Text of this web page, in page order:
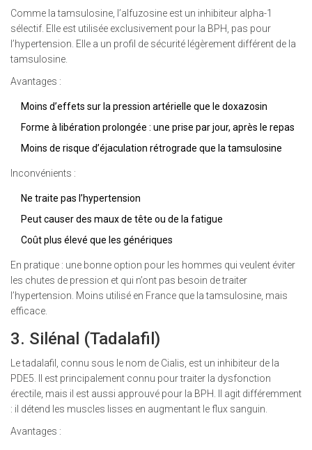
Comme la tamsulosine, l’alfuzosine est un inhibiteur alpha-1
sélectif. Elle est utilisée exclusivement pour la BPH, pas pour
l’hypertension. Elle a un profil de sécurité légèrement différent de la
tamsulosine.
Avantages :
Moins d’effets sur la pression artérielle que le doxazosin
Forme à libération prolongée : une prise par jour, après le repas
Moins de risque d’éjaculation rétrograde que la tamsulosine
Inconvénients :
Ne traite pas l’hypertension
Peut causer des maux de tête ou de la fatigue
Coût plus élevé que les génériques
En pratique : une bonne option pour les hommes qui veulent éviter
les chutes de pression et qui n’ont pas besoin de traiter
l’hypertension. Moins utilisé en France que la tamsulosine, mais
efficace.
3. Silénal (Tadalafil)
Le tadalafil, connu sous le nom de Cialis, est un inhibiteur de la
PDE5. Il est principalement connu pour traiter la dysfonction
érectile, mais il est aussi approuvé pour la BPH. Il agit différemment
: il détend les muscles lisses en augmentant le flux sanguin.
Avantages :